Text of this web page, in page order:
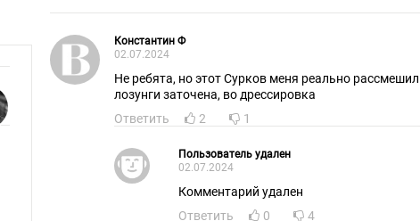
Константин Ф
02.07.2024
Не ребята, но этот Сурков меня реально
лозунги заточена, во дрессировка
Ответить
2 1
Пользователь удален
02.07.2024
Комментарий удален
Ответить
0 4